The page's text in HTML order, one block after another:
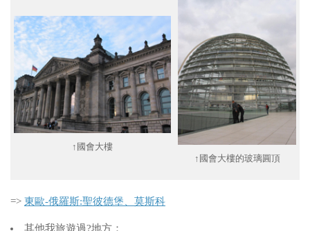
↑國會大樓
↑國會大樓的玻璃圓頂
=> 東歐-俄羅斯:聖彼德堡、莫斯科
其他我旅遊過?地方：